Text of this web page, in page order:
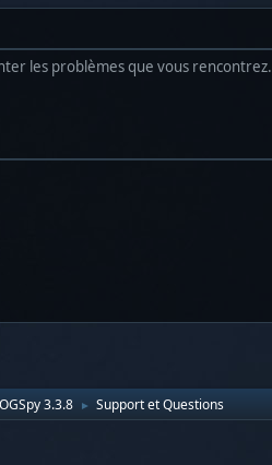
les problèmes que vous rencontrez.
OGSpy 3.3.8 ► Support et Questions